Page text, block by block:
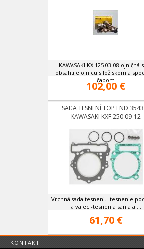
KAWASAKI KX 125 03-08 ojničná
obsahuje ojnicu s ložiskom a
čapom
102,00 €
SADA TESNENÍ TOP END
KAWASAKI KXF 250 09-12
Vrchná sada tesneni. -tesnenie
a valec -tesnenia sania a ...
61,70 €
KONTAKT